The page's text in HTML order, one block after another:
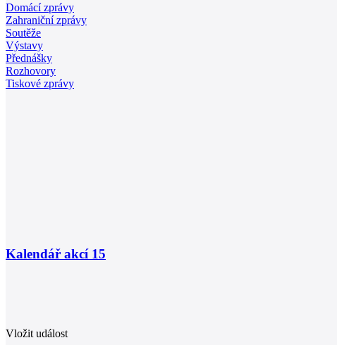
Domácí zprávy
Zahraniční zprávy
Soutěže
Výstavy
Přednášky
Rozhovory
Tiskové zprávy
Kalendář akcí 15
Vložit událost